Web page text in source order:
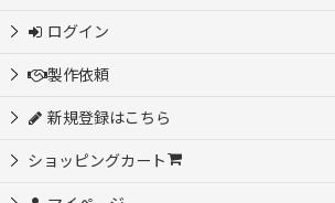
カジノチップ製作
ログイン
製作依頼
新規登録はこちら
ショッピングカート